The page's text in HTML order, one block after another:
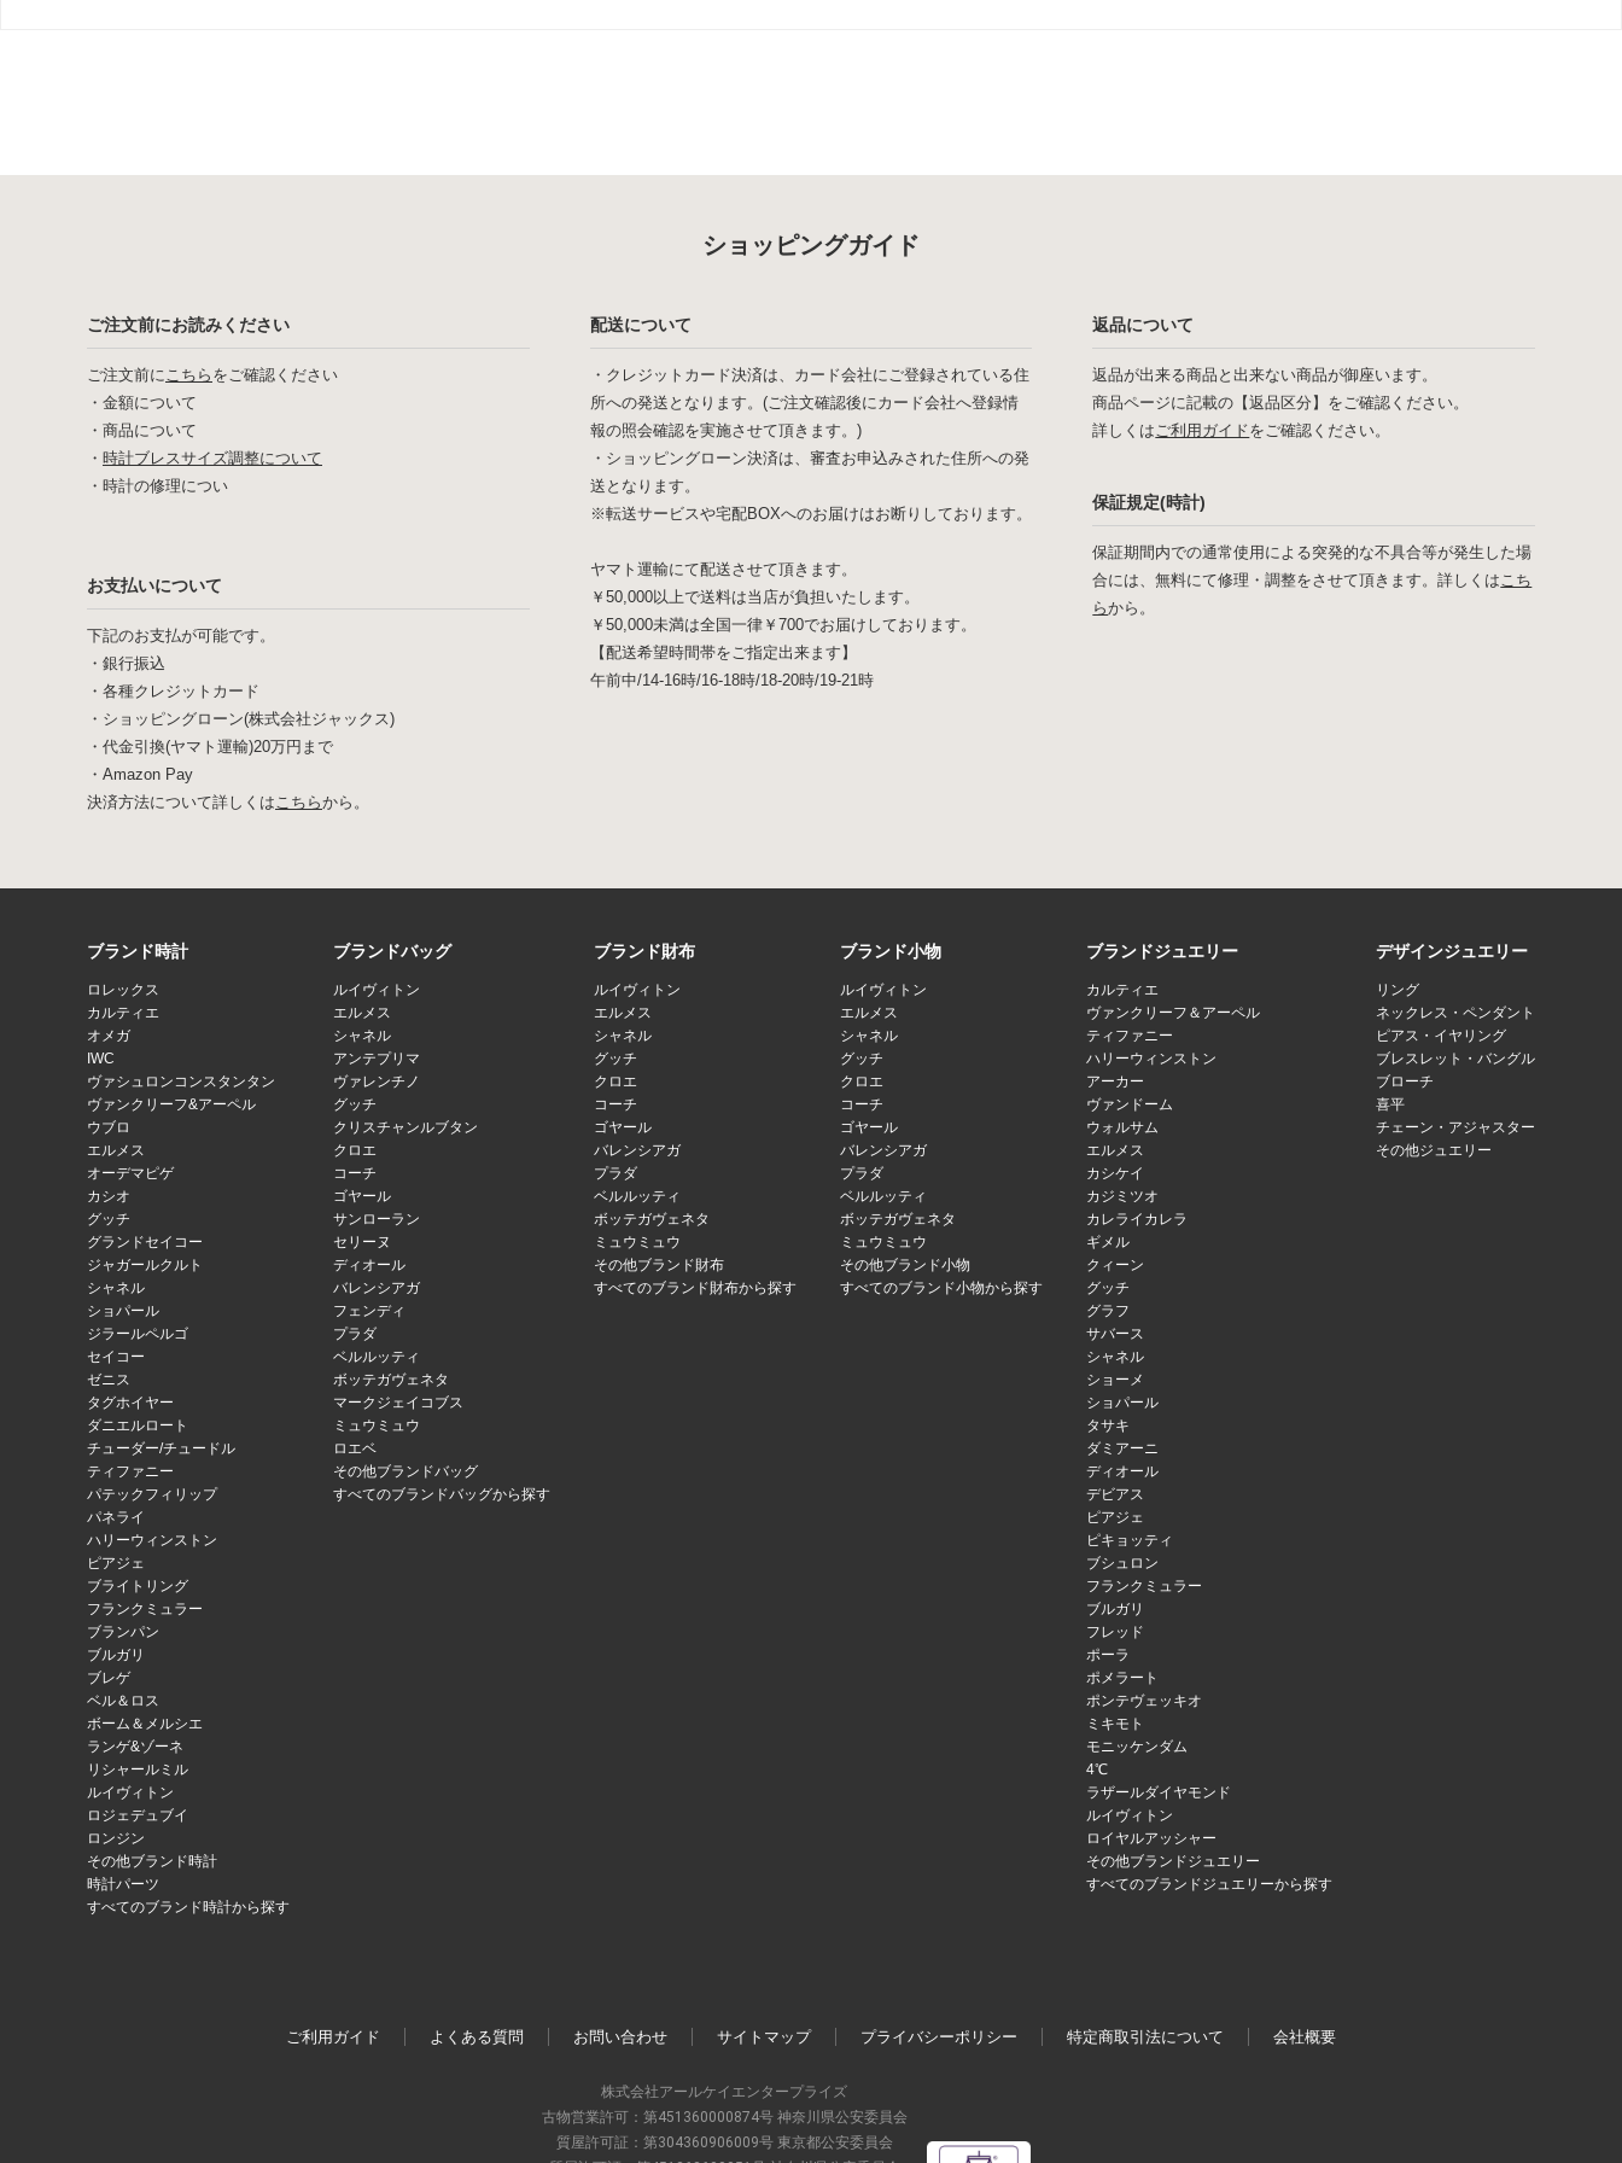
ショッピングガイド
ご注文前にお読みください
ご注文前にこちら をご確認ください
・ 金額について
・ 商品について
・ 時計ブレスサイズ調整について
・ 時計の修理につい
お支払いについて
下記のお支払が可能です。
・銀行振込
・各種クレジットカード
・ショッピングローン(株式会社ジャックス)
・代金引換(ヤマト運輸)20万円まで
・Amazon Pay
決済方法について詳しくはこちらから。
配送について
・クレジットカード決済は、カード会社にご登録されている住
所への発送となります。(ご注文確認後にカード会社へ登録情
報の照会確認を実施させて頂きます。)
・ショッピングローン決済は、審査お申込みされた住所への発
送となります。
※転送サービスや宅配BOXへのお届けはお断りしております。
ヤマト運輸にて配送させて頂きます。
￥50,000以上で送料は当店が負担いたします。
￥50,000未満は全国一律￥700でお届けしております。
【配送希望時間帯をご指定出来ます】
午前中/14-16時/16-18時/18-20時/19-21時
返品について
返品が出来る商品と出来ない商品が御座います。
商品ページに記載の【返品区分】をご確認ください。
詳しくはご利用ガイドをご確認ください。
保証規定(時計)
保証期間内での通常使用による突発的な不具合等が発生した場
合には、無料にて修理・調整をさせて頂きます。詳しくはこち
らから。
ブランド時計
ロレックス
カルティエ
オメガ
IWC
ヴァシュロンコンスタンタン
ヴァンクリーフ&アーペル
ウブロ
エルメス
オーデマピゲ
カシオ
グッチ
グランドセイコー
ジャガールクルト
シャネル
ショパール
ジラールペルゴ
セイコー
ゼニス
タグホイヤー
ダニエルロート
チューダー/チュードル
ティファニー
パテックフィリップ
パネライ
ハリーウィンストン
ピアジェ
ブライトリング
フランクミュラー
ブランパン
ブルガリ
ブレゲ
ベル＆ロス
ボーム＆メルシエ
ランゲ&ゾーネ
リシャールミル
ルイヴィトン
ロジェデュブイ
ロンジン
その他ブランド時計
時計パーツ
すべてのブランド時計から探す
ブランドバッグ
ルイヴィトン
エルメス
シャネル
アンテプリマ
ヴァレンチノ
グッチ
クリスチャンルブタン
クロエ
コーチ
ゴヤール
サンローラン
セリーヌ
ディオール
バレンシアガ
フェンディ
プラダ
ベルルッティ
ボッテガヴェネタ
マークジェイコブス
ミュウミュウ
ロエベ
その他ブランドバッグ
すべてのブランドバッグから探す
ブランド財布
ルイヴィトン
エルメス
シャネル
グッチ
クロエ
コーチ
ゴヤール
バレンシアガ
プラダ
ベルルッティ
ボッテガヴェネタ
ミュウミュウ
その他ブランド財布
すべてのブランド財布から探す
ブランド小物
ルイヴィトン
エルメス
シャネル
グッチ
クロエ
コーチ
ゴヤール
バレンシアガ
プラダ
ベルルッティ
ボッテガヴェネタ
ミュウミュウ
その他ブランド小物
すべてのブランド小物から探す
ブランドジュエリー
カルティエ
ヴァンクリーフ＆アーペル
ティファニー
ハリーウィンストン
アーカー
ヴァンドーム
ウォルサム
エルメス
カシケイ
カジミツオ
カレライカレラ
ギメル
クィーン
グッチ
グラフ
サバース
シャネル
ショーメ
ショパール
タサキ
ダミアーニ
ディオール
デビアス
ピアジェ
ピキョッティ
ブシュロン
フランクミュラー
ブルガリ
フレッド
ポーラ
ポメラート
ポンテヴェッキオ
ミキモト
モニッケンダム
4℃
ラザールダイヤモンド
ルイヴィトン
ロイヤルアッシャー
その他ブランドジュエリー
すべてのブランドジュエリーから探す
デザインジュエリー
リング
ネックレス・ペンダント
ピアス・イヤリング
ブレスレット・バングル
ブローチ
喜平
チェーン・アジャスター
その他ジュエリー
ご利用ガイド よくある質問 お問い合わせ サイトマップ プライバシーポリシー 特定商取引法について 会社概要
株式会社アールケイエンタープライズ
古物営業許可：第451360000874号 神奈川県公安委員会
質屋許可証：第304360906009号 東京都公安委員会